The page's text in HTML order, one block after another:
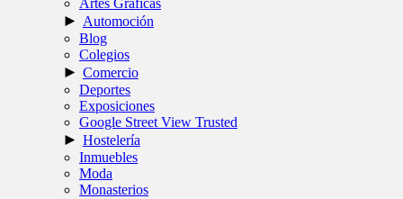
Artes Gráficas
► Automoción
Blog
Colegios
► Comercio
Deportes
Exposiciones
Google Street View Trusted
► Hostelería
Inmuebles
Moda
Monasterios